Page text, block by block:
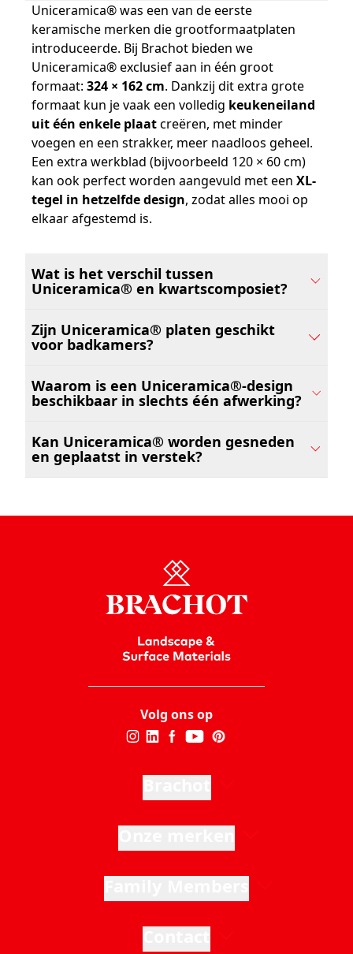
Uniceramica® was een van de eerste
keramische merken die grootformaatplaten
introduceerde. Bij Brachot bieden we
Uniceramica® exclusief aan in één groot
formaat: 324 × 162 cm. Dankzij dit extra grote
formaat kun je vaak een volledig keukeneiland
uit één enkele plaatcreëren, met minder
voegen en een strakker, meer naadloos geheel.
Een extra werkblad (bijvoorbeeld 120 × 60 cm)
kan ook perfect worden aangevuld met een XL-
tegel in hetzelfde design, zodat alles mooi op
elkaar afgestemd is.
Wat is het verschil tussen
Uniceramica® en kwartscomposiet?
Zijn Uniceramica® platen geschikt
voor badkamers?
Waarom is een Uniceramica®-design
beschikbaar in slechts één afwerking?
Kan Uniceramica® worden gesneden
en geplaatst in verstek?
Volg ons op